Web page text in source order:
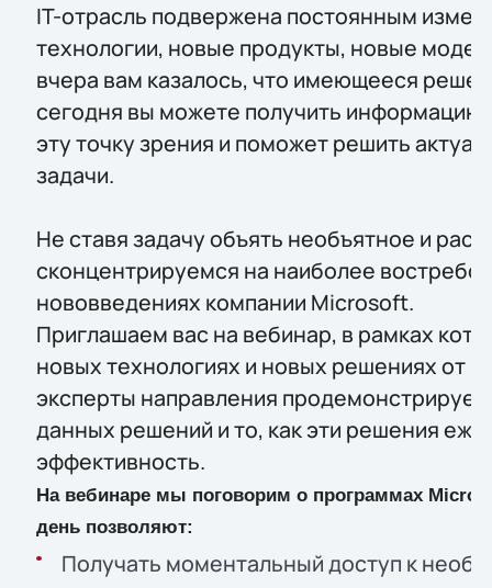
IT-отрасль подвержена постоянным
технологии, новые продукты, новые
вчера вам казалось, что имеющееся
сегодня вы можете получить информацию,
эту точку зрения и поможет решить
задачи.
Не ставя задачу объять необъятное и
сконцентрируемся на наиболее
нововведениях компании Microsoft.
Приглашаем вас на вебинар, в рамках
новых технологиях и новых решениях от
эксперты направления
данных решений и то, как эти решения
эффективность.
На вебинаре мы поговорим о программах
день позволяют:
Получать моментальный доступ к